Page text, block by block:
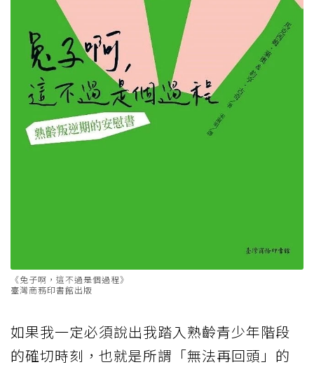
《兔子啊，這不過是個過程》
臺灣商務印書館出版
如果我一定必須說出我踏入熟齡青少年階段
的確切時刻，也就是所謂「無法再回頭」的